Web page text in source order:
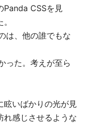
Panda CSSを見
は、他の誰でもな
った。考えが至ら
眩いばかりの光が見
れ感じさせるような